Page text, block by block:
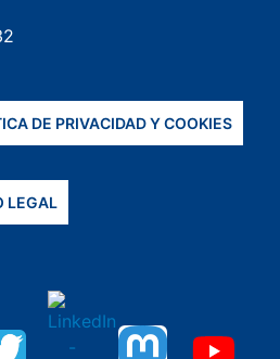
DE PRIVACIDAD Y COOKIES
LEGAL